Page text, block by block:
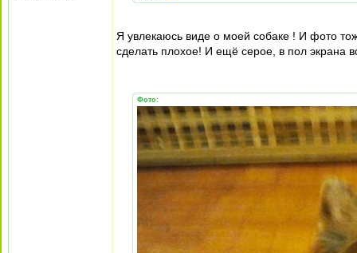
Я увлекаюсь виде о моей собаке ! И фото
сделать плохое! И ещё серое, в пол экрана
Фото: